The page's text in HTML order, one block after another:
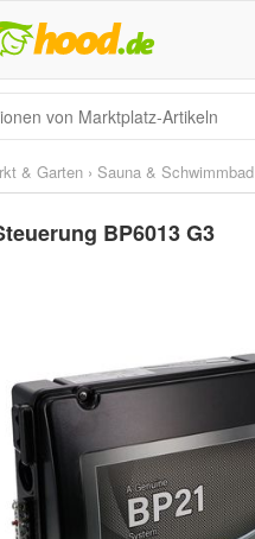
& Garten › Sauna & Schwimmbad
BP6013 G3